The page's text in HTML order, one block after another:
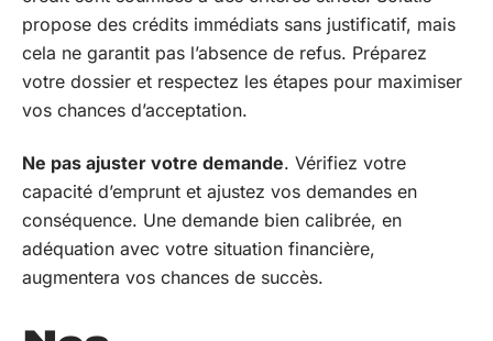
propose des crédits immédiats sans justificatif, mais
cela ne garantit pas l’absence de refus. Préparez
votre dossier et respectez les étapes pour maximiser
vos chances d’acceptation.
Ne pas ajuster votre demande. Vérifiez votre
capacité d’emprunt et ajustez vos demandes en
conséquence. Une demande bien calibrée, en
adéquation avec votre situation financière,
augmentera vos chances de succès.